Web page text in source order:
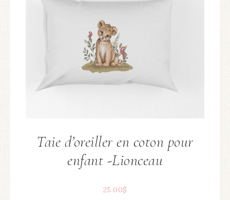
Taie d’oreiller en coton pour
enfant -Lionceau
25.00$